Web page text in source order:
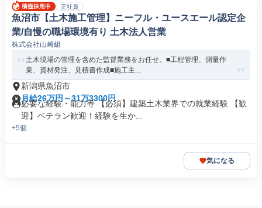
正社員
魚沼市【土木施工管理】ニーフル・ユースエール認定企
業/自慢の職場環境有り 土木法人営業
株式会社山崎組
土木現場の管理を含めた監督業務をお任せ。■工程管理、測量作
業、資材発注、見積書作成■施工主...
新潟県魚沼市
月給26万円～31万3300円
必要な経験・能力等 【必須】建築土木業界での就業経験 【歓
迎】ベテラン歓迎！経験を生か...
+5個
気になる